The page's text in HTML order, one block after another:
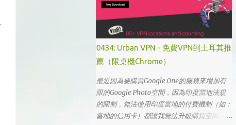
上面臨了美、日、韓劇的劇荒，個人又特愛喪
劇，我硬是在找出來看了一次…。 不得不說，
開頭的辦公室場景，打昆蟲的的情節和打在代
表頭上奇異動畫，讓我以為這是次世代的搞笑
辦公室劇。第一集看完的時候，說真的還真不
知道這部劇集要表達什麼 - 因為開頭讓我覺得
無厘頭的場景和後續開始步入至安的黑暗世
界，讓我好難入戲。 為什麼要作這飄蟲視角?
為什麼要加這些星星? 所以當我推這部戲給朋
友的時候，我和朋友說一定要撐過第一集，過
0434: Urban VPN - 免費VPN到土耳其推
薦（限桌機Chrome）
最近因為要購買Google One的服務來增加有
限的Google Photo空間，因為印度當地法規
的限制，無法使用印度當地的付費機制（如：
當地的信用卡）都讓我無法升級購買空間。因